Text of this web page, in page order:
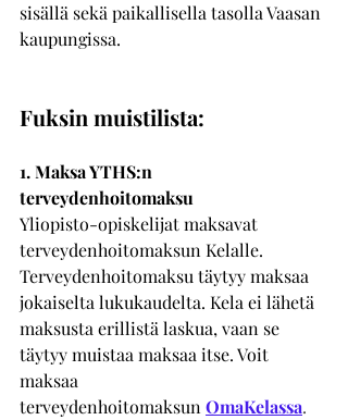
sisällä sekä paikallisella tasolla Vaasan
kaupungissa.
Fuksin muistilista:
1. Maksa YTHS:n
terveydenhoitomaksu
Yliopisto-opiskelijat maksavat
terveydenhoitomaksun Kelalle.
Terveydenhoitomaksu täytyy maksaa
jokaiselta lukukaudelta. Kela ei lähetä
maksusta erillistä laskua, vaan se
täytyy muistaa maksaa itse. Voit
maksaa
terveydenhoitomaksunOmaKelassa.